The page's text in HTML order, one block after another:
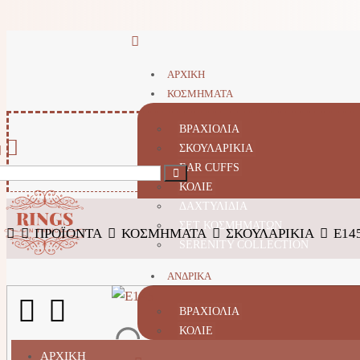
ΑΡΧΙΚΗ
ΚΟΣΜΗΜΑΤΑ
ΒΡΑΧΙΟΛΙΑ
ΣΚΟΥΛΑΡΙΚΙΑ
EAR CUFFS
ΚΟΛΙΕ
ΔΑΧΤΥΛΙΔΙΑ
ΣΕΤ ΚΟΣΜΗΜΑΤΩΝ
SERENITY COLLECTION
ΑΝΔΡΙΚΑ
ΒΡΑΧΙΟΛΙΑ
ΚΟΛΙΕ
ΑΡΧΙΚΗ
ΠΡΟΪΌΝΤΑ ΚΟΣΜΗΜΑΤΑ ΣΚΟΥΛΑΡΙΚΙΑ